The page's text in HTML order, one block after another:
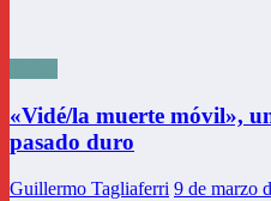
«Vidé/la muerte móvil»,
pasado duro
Guillermo Tagliaferri 9 de marzo